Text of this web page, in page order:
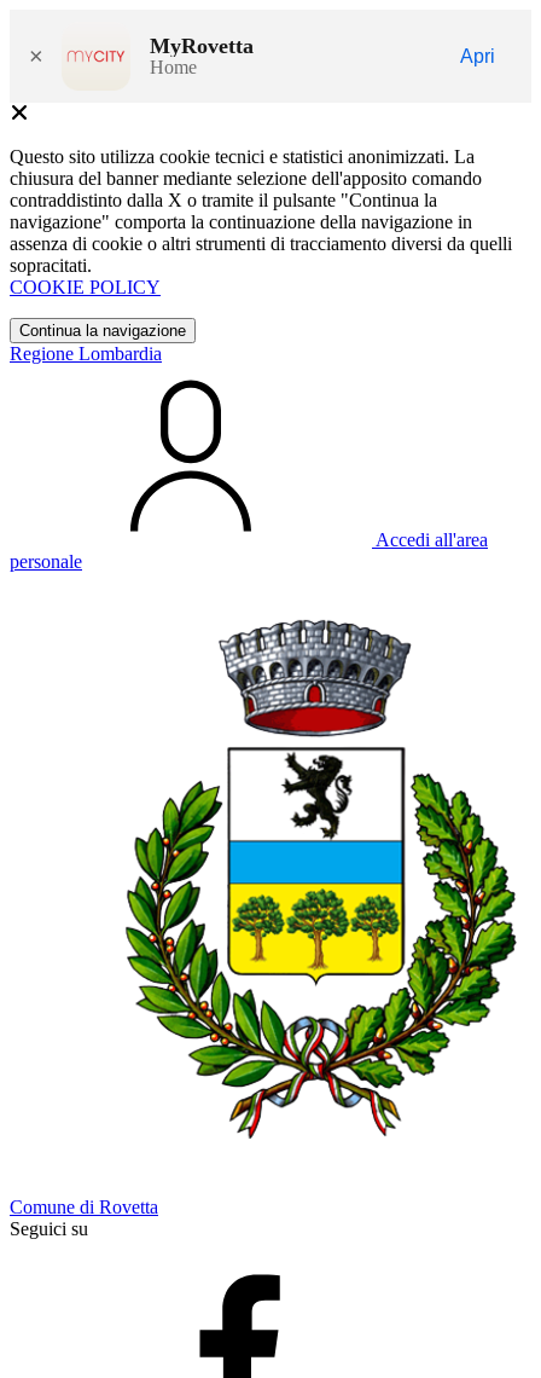
× MyRovetta
Home
Apri
Questo sito utilizza cookie tecnici e statistici anonimizzati. La
chiusura del banner mediante selezione dell'apposito comando
contraddistinto dalla X o tramite il pulsante "Continua la
navigazione" comporta la continuazione della navigazione in
assenza di cookie o altri strumenti di tracciamento diversi da quelli
sopracitati.
COOKIE POLICY
Continua la navigazione
Regione Lombardia
Accedi all'area
personale
Comune di Rovetta
Seguici su